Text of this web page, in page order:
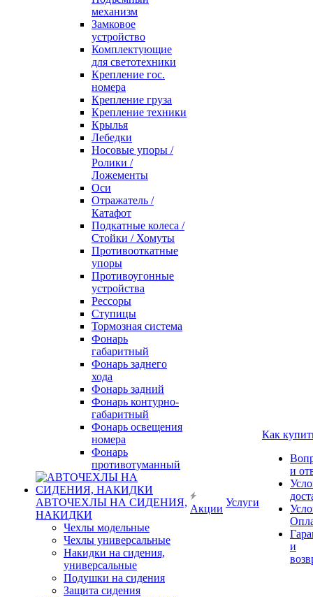
механизм
Замковое
устройство
Комплектующие
для светотехники
Крепление гос.
номера
Крепление груза
Крепление техники
Крылья
Лебедки
Носовые упоры /
Ролики /
Ложементы
Оси
Отражатель /
Катафот
Подкатные колеса /
Стойки / Хомуты
Противооткатные
упоры
Противоугонные
устройства
Рессоры
Ступицы
Тормозная система
Фонарь
габаритный
Фонарь заднего
хода
Фонарь задний
Фонарь контурно-
габаритный
Фонарь освещения
номера
Фонарь
противотуманный
АВТОЧЕХЛЫ НА СИДЕНИЯ,
НАКИДКИ
Чехлы модельные
Чехлы универсальные
Накидки на сидения,
универсальные
Подушки на сидения
Защита сидения
Акции
Услуги
Как
и
и